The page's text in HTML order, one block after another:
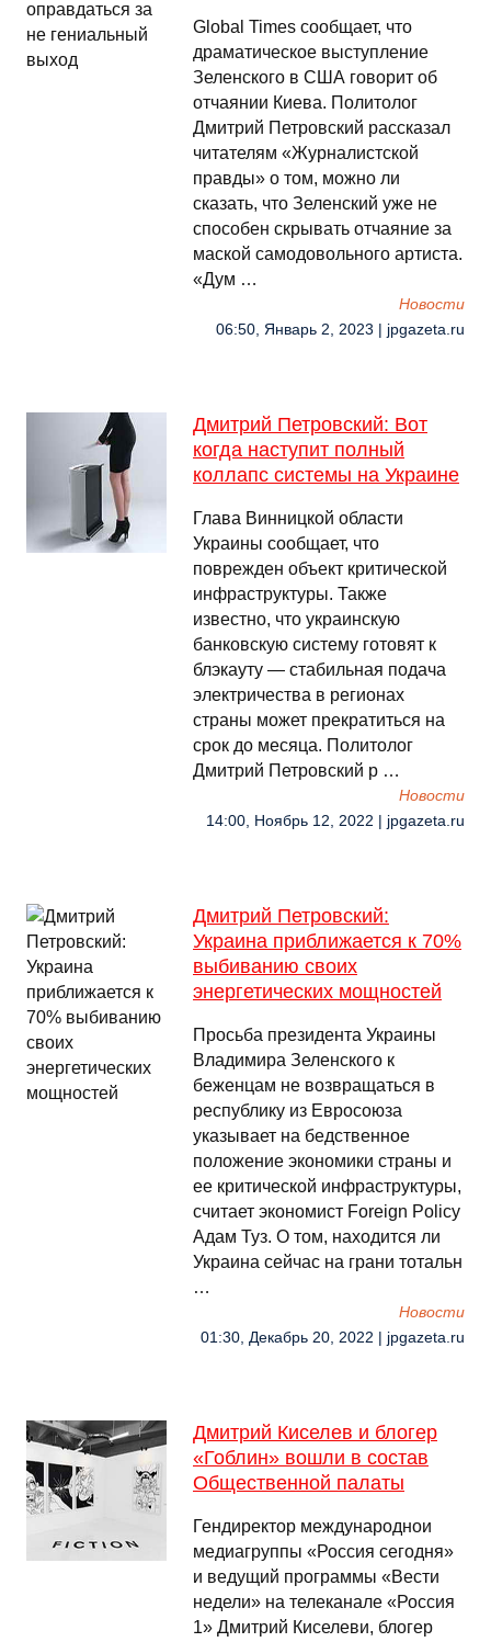
Global Times сообщает, что
драматическое выступление
Зеленского в США говорит об
отчаянии Киева. Политолог
Дмитрий Петровский рассказал
читателям «Журналистской
правды» о том, можно ли
сказать, что Зеленский уже не
способен скрывать отчаяние за
маской самодовольного артиста.
«Дум …
Новости
06:50, Январь 2, 2023 | jpgazeta.ru
Дмитрий Петровский: Вот
когда наступит полный
коллапс системы на Украине
Глава Винницкой области
Украины сообщает, что
поврежден объект критической
инфраструктуры. Также
известно, что украинскую
банковскую систему готовят к
блэкауту — стабильная подача
электричества в регионах
страны может прекратиться на
срок до месяца. Политолог
Дмитрий Петровский р …
Новости
14:00, Ноябрь 12, 2022 | jpgazeta.ru
Дмитрий Петровский:
Украина приближается к 70%
выбиванию своих
энергетических мощностей
Просьба президента Украины
Владимира Зеленского к
беженцам не возвращаться в
республику из Евросоюза
указывает на бедственное
положение экономики страны и
ее критической инфраструктуры,
считает экономист Foreign Policy
Адам Туз. О том, находится ли
Украина сейчас на грани тотальн
…
Новости
01:30, Декабрь 20, 2022 | jpgazeta.ru
Дмитрий Киселев и блогер
«Гоблин» вошли в состав
Общественной палаты
Гендиректор международнои
медиагруппы «Россия сегодня»
и ведущий программы «Вести
недели» на телеканале «Россия
1» Дмитрий Киселеви, блогер